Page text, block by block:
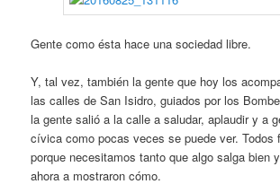
Gente como ésta hace una sociedad libre.
Y, tal vez, también la gente que hoy los
las calles de San Isidro, guiados por los
la gente salió a la calle a saludar, aplaudir y a
cívica como pocas veces se puede ver. Todos
porque necesitamos tanto que algo salga bien
ahora a mostraron cómo.